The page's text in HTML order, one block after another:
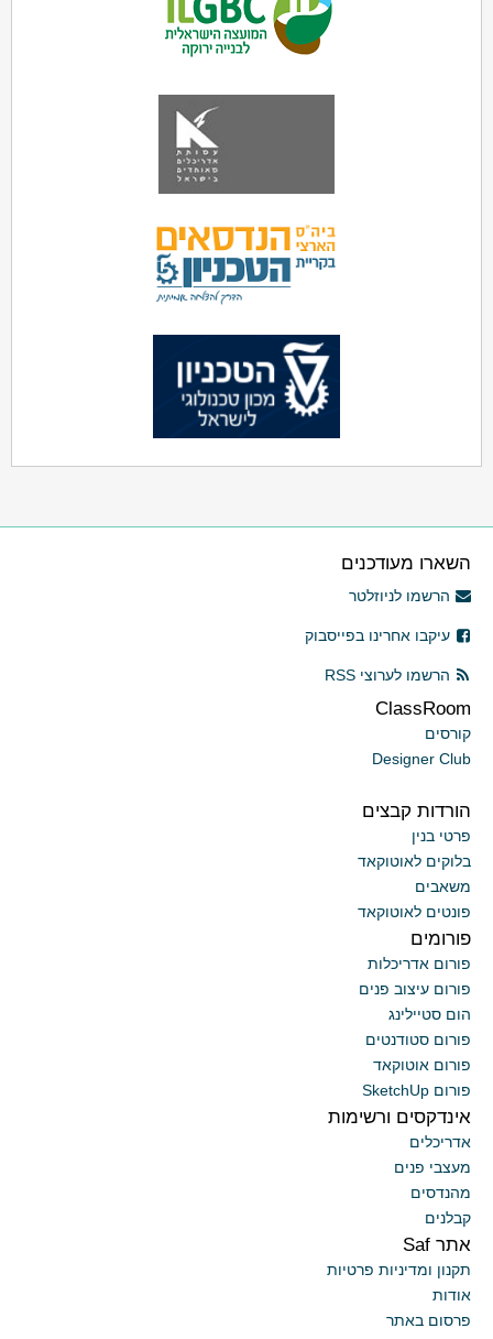
השארו מעודכנים
הרשמו לניוזלטר
עיקבו אחרינו בפייסבוק
הרשמו לערוצי RSS
ClassRoom
קורסים
Designer Club
הורדות קבצים
פרטי בנין
בלוקים לאוטוקאד
משאבים
פונטים לאוטוקאד
פורומים
פורום אדריכלות
פורום עיצוב פנים
הום סטיילינג
פורום סטודנטים
פורום אוטוקאד
פורום SketchUp
אינדקסים ורשימות
אדריכלים
מעצבי פנים
מהנדסים
קבלנים
אתר Saf
תקנון ומדיניות פרטיות
אודות
פרסום באתר